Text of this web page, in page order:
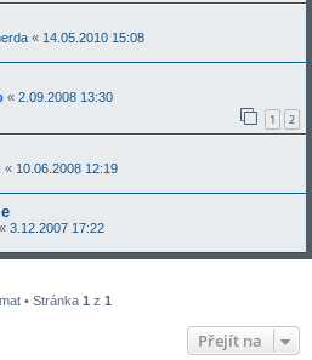
« 14.05.2010 15:08
« 2.09.2008 13:30
1 2
« 10.06.2008 12:19
« 3.12.2007 17:22
• Stránka 1 z 1
Přejít na